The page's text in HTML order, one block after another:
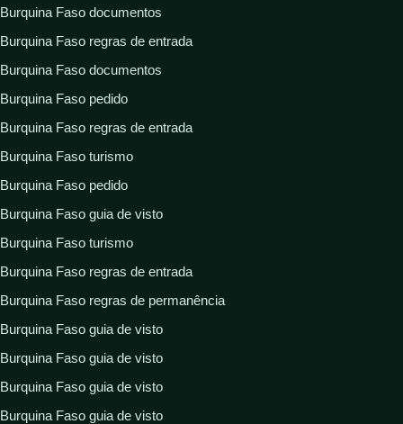
Burquina Faso documentos
Burquina Faso regras de entrada
Burquina Faso documentos
Burquina Faso pedido
Burquina Faso regras de entrada
Burquina Faso turismo
Burquina Faso pedido
Burquina Faso guia de visto
Burquina Faso turismo
Burquina Faso regras de entrada
Burquina Faso regras de permanência
Burquina Faso guia de visto
Burquina Faso guia de visto
Burquina Faso guia de visto
Burquina Faso guia de visto